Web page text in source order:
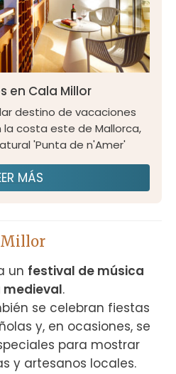
en Cala Millor
destino de vacaciones
costa este de Mallorca,
'Punta de n'Amer'
MÁS
Millor
un festival de música
medieval.
se celebran fiestas
y, en ocasiones, se
para mostrar
y artesanos locales.